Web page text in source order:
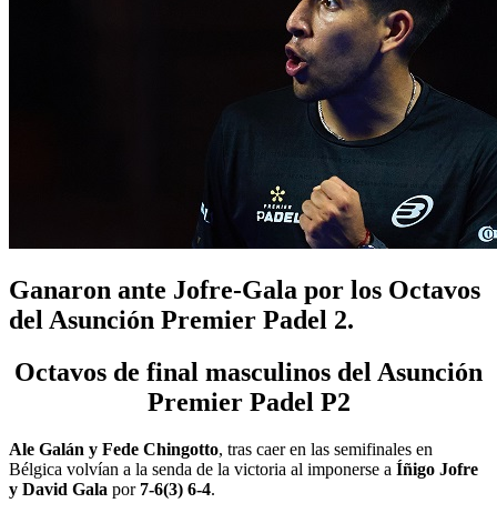
Ganaron ante Jofre-Gala por los Octavos
del Asunción Premier Padel 2.
Octavos de final masculinos del Asunción
Premier Padel P2
Ale Galán y Fede Chingotto, tras caer en las semifinales en
Bélgica volvían a la senda de la victoria al imponerse a Íñigo Jofre
y David Gala por 7-6(3) 6-4.